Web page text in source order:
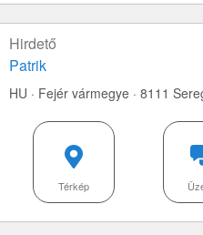
Hirdető
Patrik
HU · Fejér vármegye · 8111
Térkép